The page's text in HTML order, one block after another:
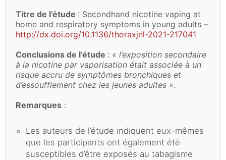
Titre de l’étude : Secondhand nicotine vaping at
home and respiratory symptoms in young adults –
http://dx.doi.org/10.1136/thoraxjnl-2021-217041
Conclusions de l’étude : « l’exposition secondaire
à la nicotine par vaporisation était associée à un
risque accru de symptômes bronchiques et
d’essoufflement chez les jeunes adultes ».
Remarques :
Les auteurs de l’étude indiquent eux-mêmes
que les participants ont également été
susceptibles d’être exposés au tabagisme